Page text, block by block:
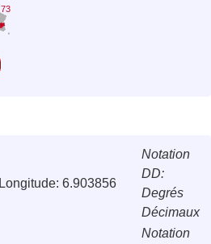
73
Longitude: 6.903856
Notation
DD:
Degrés
Décimaux
Notation